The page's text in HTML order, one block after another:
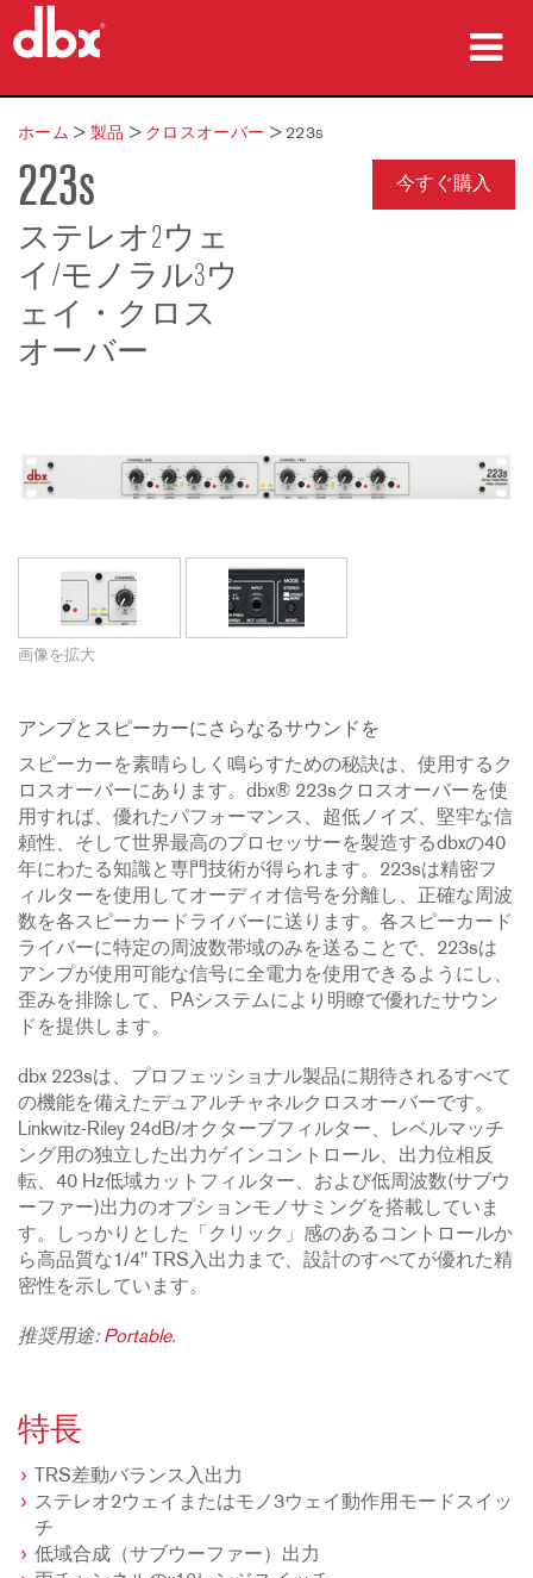
製品
導入事例
購入先
トレーニング
サポート
言語/地域
ホーム > 製品 > クロスオーバー > 223s
223s
ステレオ2ウェ
イ/モノラル3ウ
ェイ・クロス
オーバー
今すぐ購入
画像を拡大
アンプとスピーカーにさらなるサウンドを
スピーカーを素晴らしく鳴らすための秘訣は、使用するク
ロスオーバーにあります。dbx® 223sクロスオーバーを使
用すれば、優れたパフォーマンス、超低ノイズ、堅牢な信
頼性、そして世界最高のプロセッサーを製造するdbxの40
年にわたる知識と専門技術が得られます。223sは精密フ
ィルターを使用してオーディオ信号を分離し、正確な周波
数を各スピーカードライバーに送ります。各スピーカード
ライバーに特定の周波数帯域のみを送ることで、223sは
アンプが使用可能な信号に全電力を使用できるようにし、
歪みを排除して、PAシステムにより明瞭で優れたサウン
ドを提供します。
dbx 223sは、プロフェッショナル製品に期待されるすべて
の機能を備えたデュアルチャネルクロスオーバーです。
Linkwitz-Riley 24dB/オクターブフィルター、レベルマッチ
ング用の独立した出力ゲインコントロール、出力位相反
転、40 Hz低域カットフィルター、および低周波数(サブウ
ーファー)出力のオプションモノサミングを搭載していま
す。しっかりとした「クリック」感のあるコントロールか
ら高品質な1/4" TRS入出力まで、設計のすべてが優れた精
密性を示しています。
推奨用途: Portable.
特長
TRS差動バランス入出力
ステレオ2ウェイまたはモノ3ウェイ動作用モードスイッ
チ
低域合成（サブウーファー）出力